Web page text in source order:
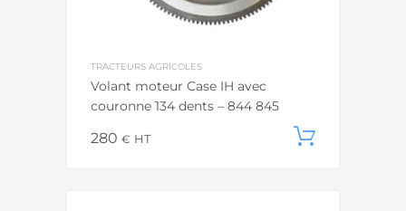
TRACTEURS AGRICOLES
Volant moteur Case IH avec
couronne 134 dents – 844 845
280 € HT